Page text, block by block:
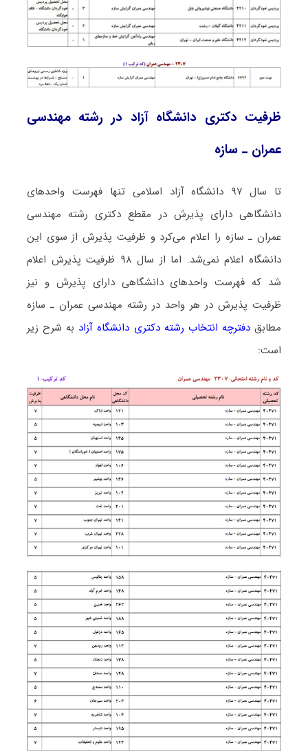
ظرفیت دکتری دانشگاه آزاد در رشته ﻣﻬﻨﺪسی
ﻋﻤﺮان ـ ﺳﺎزه
تا سال ۹۷ دانشگاه آزاد اسلامی تنها فهرست واحدهای
دانشگاهی دارای پذیرش در مقطع دکتری رشته ﻣﻬﻨﺪسی
ﻋﻤﺮان ـ ﺳﺎزه را اعلام می‌کرد و ظرفیت پذیرش از سوی این
دانشگاه اعلام نمی‌شد. اما از سال ۹۸ ظرفیت پذیرش اعلام
شد که فهرست واحدهای دانشگاهی دارای پذیرش و نیز
ظرفیت پذیرش در هر واحد در رشته ﻣﻬﻨﺪسی ﻋﻤﺮان ـ ﺳﺎزه
مطابقدفترچه انتخاب رشته دکتری دانشگاه آزاد به شرح زیر
است: